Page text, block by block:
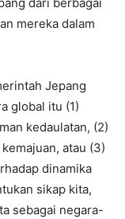
mereka dalam
Jepang
global itu (1)
kedaulatan, (2)
atau (3)
dinamika
sikap kita,
sebagai negara-